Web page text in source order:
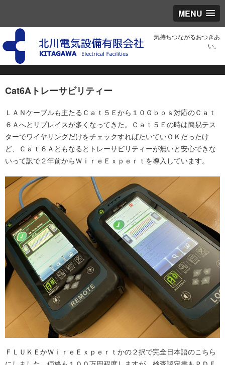
MENU
気持ちつながるおつきあ
い。
Cat6Aトレーサビリティー
ＬＡＮケーブルも主たるＣａｔ５Ｅから１０Ｇｂｐｓ対応のＣａｔ
６Ａへとリプレイスが多くなってきた。Ｃａｔ５Ｅの時は簡易テス
ターでワイヤリングだけをチェックすればたいていＯＫだったけ
ど、Ｃａｔ６Ａともなるとトレーサビリティーが無いと安心できな
いって訳で２年前からＷｉｒｅＥｘｐｅｒｔを導入しています。
ＦＬＵＫＥかＷｉｒｅＥｘｐｅｒｔかの２択で完全日本語のこちら